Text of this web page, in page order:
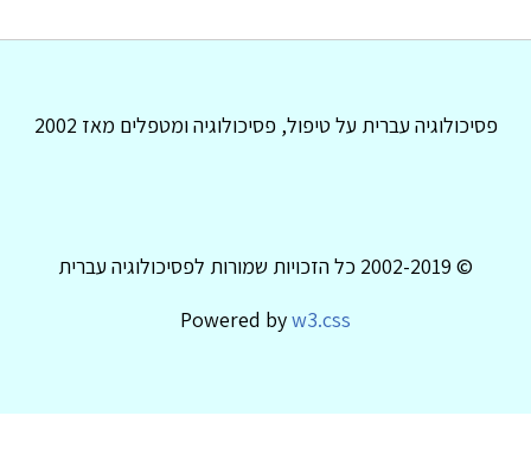
פסיכולוגיה עברית על טיפול, פסיכולוגיה ומטפלים מאז 2002
© 2002-2019 כל הזכויות שמורות לפסיכולוגיה עברית
Powered byw3.css